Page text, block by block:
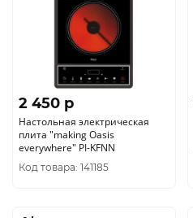
2 450 p
Настольная электрическая
плита "making Oasis
everywhere" PI-KFNN
Код товара: 141185